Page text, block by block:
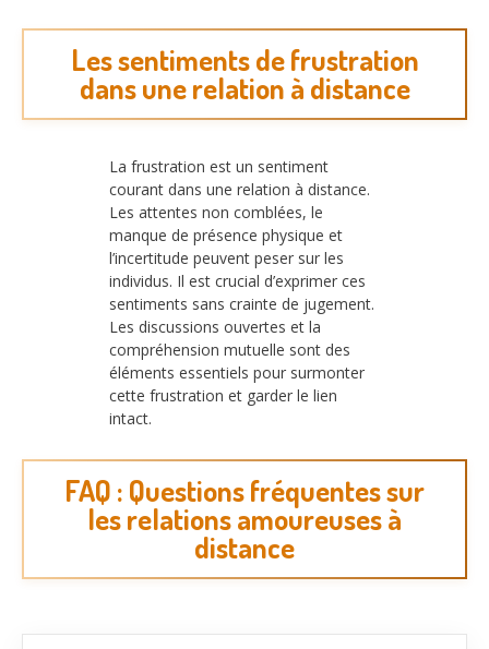
Les sentiments de frustration
dans une relation à distance
La frustration est un sentiment
courant dans une relation à distance.
Les attentes non comblées, le
manque de présence physique et
l’incertitude peuvent peser sur les
individus. Il est crucial d’exprimer ces
sentiments sans crainte de jugement.
Les discussions ouvertes et la
compréhension mutuelle sont des
éléments essentiels pour surmonter
cette frustration et garder le lien
intact.
FAQ : Questions fréquentes sur
les relations amoureuses à
distance